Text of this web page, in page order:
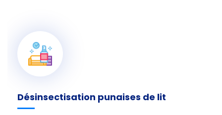
Désinsectisation punaises de lit